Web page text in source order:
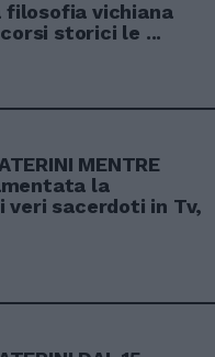
filosofia vichiana
storici le ...
MENTRE
la
veri sacerdoti in Tv,